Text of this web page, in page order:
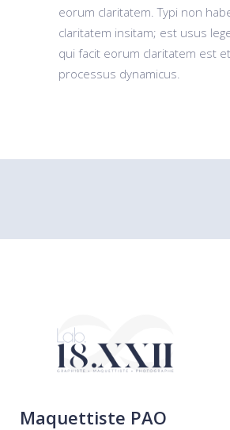
eorum claritatem. Typi non
claritatem insitam; est usus
qui facit eorum claritatem est
processus dynamicus.
Maquettiste PAO